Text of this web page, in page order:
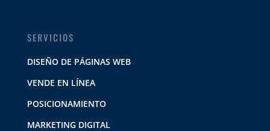
SERVICIOS
DISEÑO DE PÁGINAS WEB
VENDE EN LÍNEA
POSICIONAMIENTO
MARKETING DIGITAL